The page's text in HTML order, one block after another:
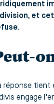
et
réponse tient
engage